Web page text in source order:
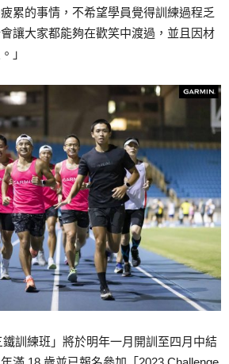
累的事情，不希望學員覺得訓練過程乏
讓大家都能夠在歡笑中渡過，並且因材
」
鐵訓練班」將於明年一月開訓至四月中結